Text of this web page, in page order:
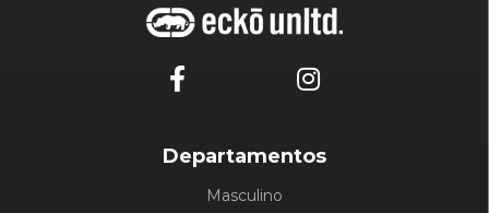
Departamentos
Masculino